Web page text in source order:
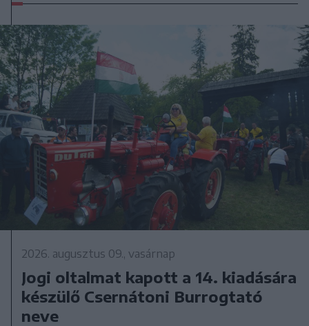
2026. augusztus 09., vasárnap
Jogi oltalmat kapott a 14. kiadására
készülő Csernátoni Burrogtató
neve